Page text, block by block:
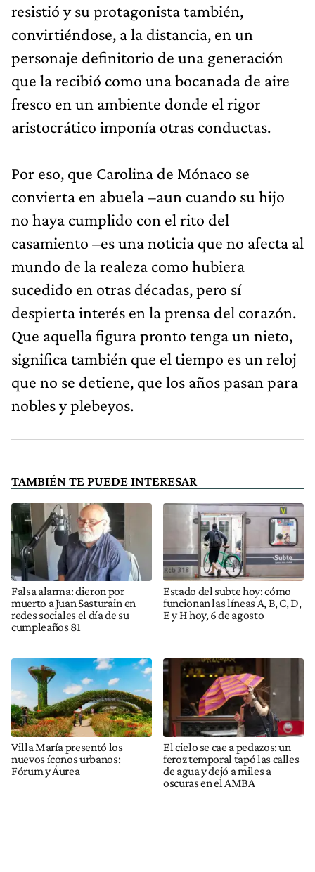
resistió y su protagonista también,
convirtiéndose, a la distancia, en un
personaje definitorio de una generación
que la recibió como una bocanada de aire
fresco en un ambiente donde el rigor
aristocrático imponía otras conductas.
Por eso, que Carolina de Mónaco se
convierta en abuela –aun cuando su hijo
no haya cumplido con el rito del
casamiento –es una noticia que no afecta al
mundo de la realeza como hubiera
sucedido en otras décadas, pero sí
despierta interés en la prensa del corazón.
Que aquella figura pronto tenga un nieto,
significa también que el tiempo es un reloj
que no se detiene, que los años pasan para
nobles y plebeyos.
TAMBIÉN TE PUEDE INTERESAR
Falsa alarma: dieron por
muerto a Juan Sasturain en
redes sociales el día de su
cumpleaños 81
Estado del subte hoy: cómo
funcionan las líneas A, B, C, D,
E y H hoy, 6 de agosto
Villa María presentó los
nuevos íconos urbanos:
Fórum y Áurea
El cielo se cae a pedazos: un
feroz temporal tapó las calles
de agua y dejó a miles a
oscuras en el AMBA